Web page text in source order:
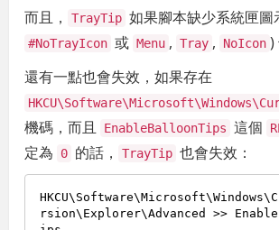
而且，
TrayTip 如果腳本缺少系統匣圖
#NoTrayIcon 或 Menu , Tray , NoIcon )
還有一點也會失效，如果存在
機碼，而且 EnableBalloonTips 這個
定為
0 的話， TrayTip 也會失效：
rsion\Explorer\Advanced >>